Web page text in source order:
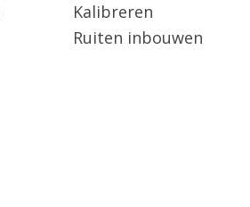
Kalibreren
Ruiten inbouwen